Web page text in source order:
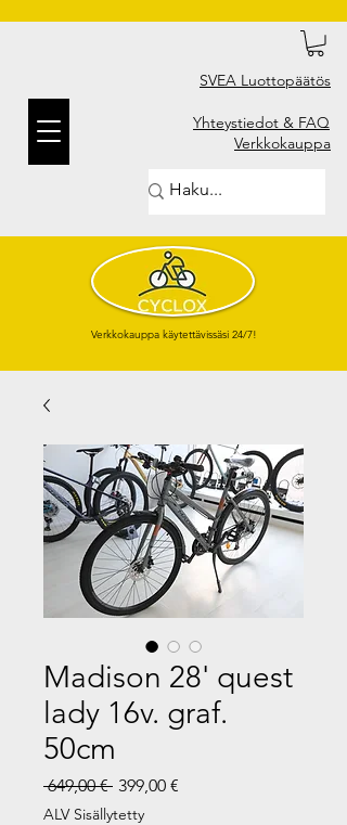
SVEA Luottopäätös
Yhteystiedot & FAQ
Verkkokauppa
Verkkokauppa käytettävissäsi 24/7!
Madison 28' quest
lady 16v. graf.
50cm
649,00 € Normaali
399,00 €
ALV Sisällytetty